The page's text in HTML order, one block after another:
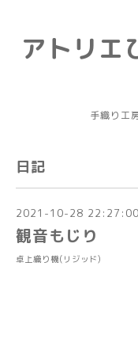
アトリ
手織り
日記
2021-10-28 22:27:00
観音もじり
卓上織り機(リジッド)